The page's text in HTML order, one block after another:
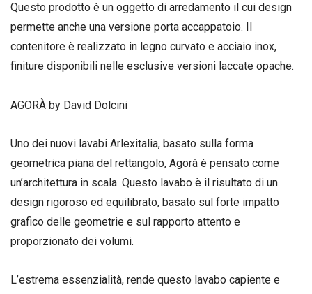
Questo prodotto è un oggetto di arredamento il cui design
permette anche una versione porta accappatoio. Il
contenitore è realizzato in legno curvato e acciaio inox,
finiture disponibili nelle esclusive versioni laccate opache.
AGORÀ by David Dolcini
Uno dei nuovi lavabi Arlexitalia, basato sulla forma
geometrica piana del rettangolo, Agorà è pensato come
un’architettura in scala. Questo lavabo è il risultato di un
design rigoroso ed equilibrato, basato sul forte impatto
grafico delle geometrie e sul rapporto attento e
proporzionato dei volumi.
L’estrema essenzialità, rende questo lavabo capiente e